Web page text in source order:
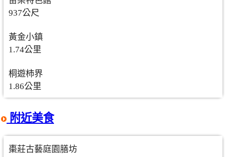
937公尺
黃金小鎮
1.74公里
桐遊柿界
1.86公里
附近美食
棗莊古藝庭園膳坊